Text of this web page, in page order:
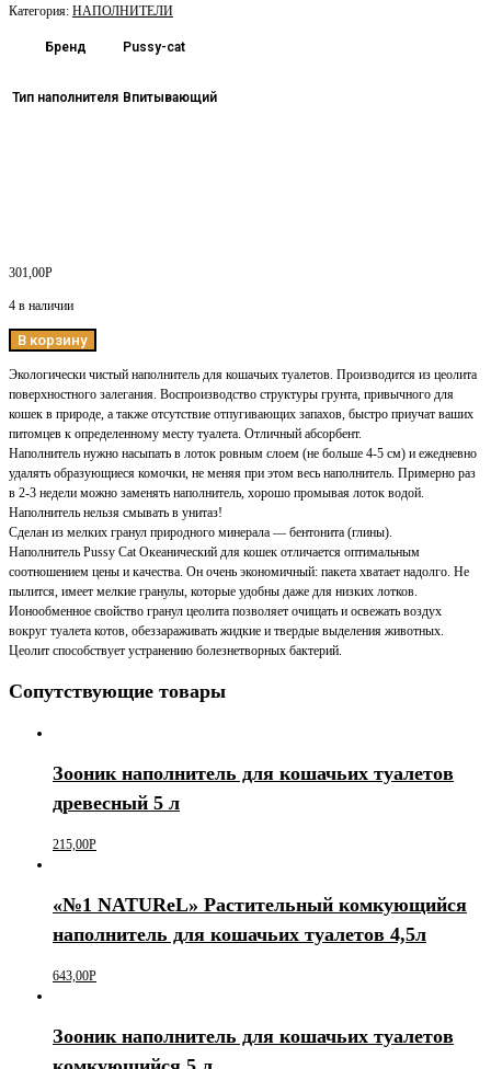
Категория: НАПОЛНИТЕЛИ
Бренд Pussy-cat
Тип наполнителя Впитывающий
301,00Р
4 в наличии
В корзину
Экологически чистый наполнитель для кошачьих туалетов. Производится из цеолита
поверхностного залегания. Воспроизводство структуры грунта, привычного для
кошек в природе, а также отсутствие отпугивающих запахов, быстро приучат ваших
питомцев к определенному месту туалета. Отличный абсорбент.
Наполнитель нужно насыпать в лоток ровным слоем (не больше 4-5 см) и ежедневно
удалять образующиеся комочки, не меняя при этом весь наполнитель. Примерно раз
в 2-3 недели можно заменять наполнитель, хорошо промывая лоток водой.
Наполнитель нельзя смывать в унитаз!
Сделан из мелких гранул природного минерала — бентонита (глины).
Наполнитель Pussy Cat Океанический для кошек отличается оптимальным
соотношением цены и качества. Он очень экономичный: пакета хватает надолго. Не
пылится, имеет мелкие гранулы, которые удобны даже для низких лотков.
Ионообменное свойство гранул цеолита позволяет очищать и освежать воздух
вокруг туалета котов, обеззараживать жидкие и твердые выделения животных.
Цеолит способствует устранению болезнетворных бактерий.
Сопутствующие товары
Зооник наполнитель для кошачьих туалетов
древесный 5 л
215,00Р
«№1 NATUReL» Растительный комкующийся
наполнитель для кошачьих туалетов 4,5л
643,00Р
Зооник наполнитель для кошачьих туалетов